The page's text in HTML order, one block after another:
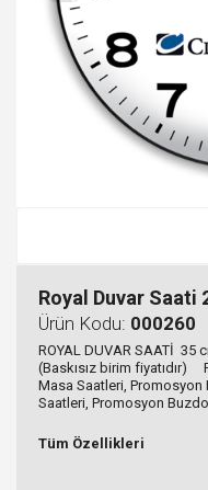
Royal Duvar Saati
Ürün Kodu: 000260
ROYAL DUVAR SAATİ 35
(Baskısız birim fiyatıdır)
Masa Saatleri,
Saatleri, Promosyon
Tüm Özellikleri